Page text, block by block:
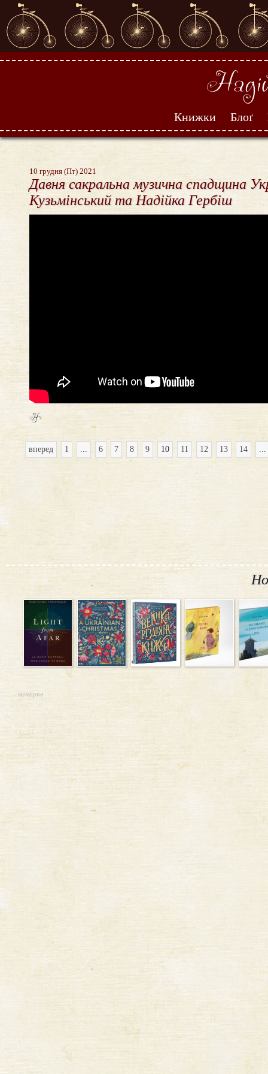
Книжки Блоґ
10 грудня (Пт) 2021
Давня сакральна музична спадщина
Кузьмінський та Надійка Гербіш
вперед 1 ... 6 7 8 9 10 11 12 13 14 ...
комірка